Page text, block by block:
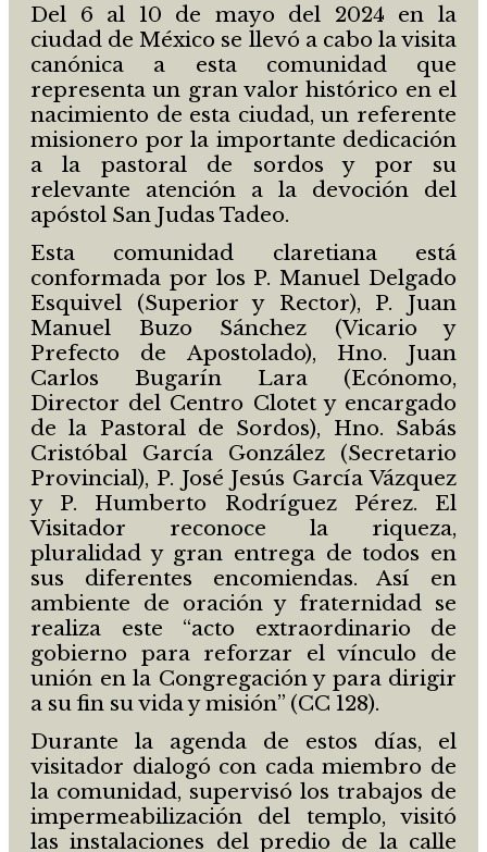
Del 6 al 10 de mayo del 2024 en la
ciudad de México se llevó a cabo la visita
canónica a esta comunidad que
representa un gran valor histórico en el
nacimiento de esta ciudad, un referente
misionero por la importante dedicación
a la pastoral de sordos y por su
relevante atención a la devoción del
apóstol San Judas Tadeo.
Esta comunidad claretiana está
conformada por los P. Manuel Delgado
Esquivel (Superior y Rector), P. Juan
Manuel Buzo Sánchez (Vicario y
Prefecto de Apostolado), Hno. Juan
Carlos Bugarín Lara (Ecónomo,
Director del Centro Clotet y encargado
de la Pastoral de Sordos), Hno. Sabás
Cristóbal García González (Secretario
Provincial), P. José Jesús García Vázquez
y P. Humberto Rodríguez Pérez. El
Visitador reconoce la riqueza,
pluralidad y gran entrega de todos en
sus diferentes encomiendas. Así en
ambiente de oración y fraternidad se
realiza este “acto extraordinario de
gobierno para reforzar el vínculo de
unión en la Congregación y para dirigir
a su fin su vida y misión” (CC 128).
Durante la agenda de estos días, el
visitador dialogó con cada miembro de
la comunidad, supervisó los trabajos de
impermeabilización del templo, visitó
las instalaciones del predio de la calle